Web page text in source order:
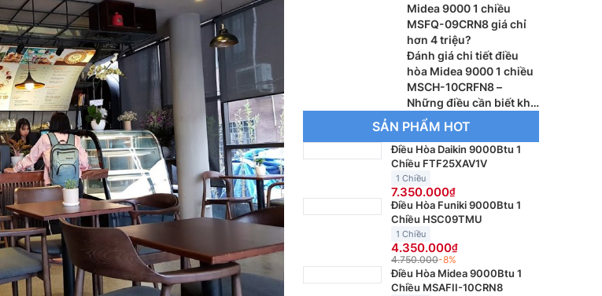
Midea 9000 1 chiều
MSFQ-09CRN8 giá chỉ
hơn 4 triệu?
Đánh giá chi tiết điều
hòa Midea 9000 1 chiều
MSCH-10CRFN8 –
Những điều cần biết khi
mua
SẢN PHẨM HOT
Điều Hòa Daikin 9000Btu 1
Chiều FTF25XAV1V
1 Chiều
7.350.000
Điều Hòa Funiki 9000Btu 1
Chiều HSC09TMU
1 Chiều
4.350.000
4.750.000-8%
Điều Hòa Midea 9000Btu 1
Chiều MSAFII-10CRN8